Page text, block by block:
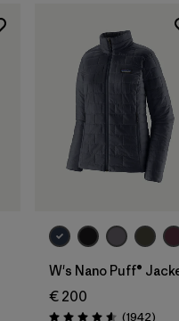
W's Nano Puff®
€ 200
(1942)